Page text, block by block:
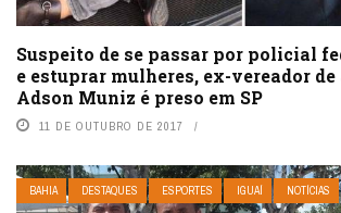
Suspeito de se passar por policial
e estuprar mulheres, ex-vereador
Adson Muniz é preso em SP
11 DE OUTUBRO DE 2017
BAHIA DESTAQUES ESPORTES IGUAÍ NOTÍCIAS